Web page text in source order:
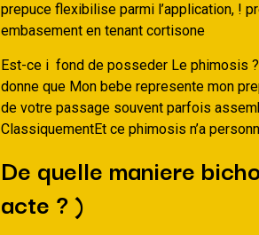
prepuce flexibilise parmi l’application, !
embasement en tenant cortisone
Est-ce i fond de posseder Le phimosis
donne que Mon bebe represente mon
de votre passage souvent parfois
ClassiquementEt ce phimosis n’a
De quelle maniere
acte ? )